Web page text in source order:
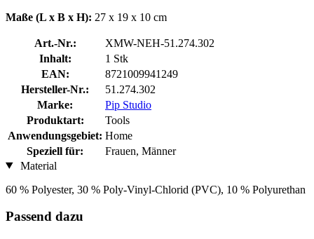
Maße (L x B x H): 27 x 19 x 10 cm
Art.-Nr.:
XMW-NEH-51.274.302
Inhalt:
1 Stk
EAN:
8721009941249
Hersteller-Nr.:
51.274.302
Marke:
Pip Studio
Produktart:
Tools
Anwendungsgebiet: Home
Speziell für:
Frauen, Männer
Material
60 % Polyester, 30 % Poly-Vinyl-Chlorid (PVC), 10 % Polyurethan
Passend dazu